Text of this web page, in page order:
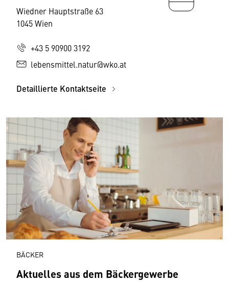
Wiedner Hauptstraße 63
1045 Wien
+43 5 90900 3192
lebensmittel.natur@wko.at
Detaillierte Kontaktseite
BÄCKER
Aktuelles aus dem Bäckergewerbe